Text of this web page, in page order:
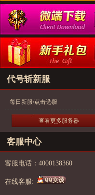
代号斩新服
每日新服/点击选服
查看更多服务器
客服中心
客服电话：4000138360
在线客服: